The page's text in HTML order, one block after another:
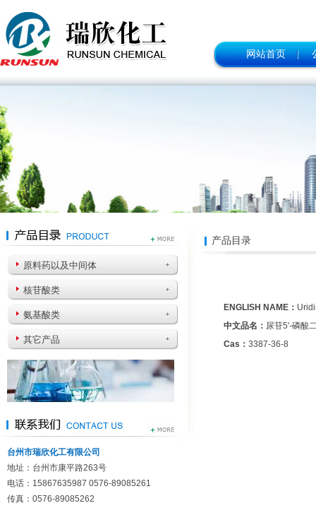
网站首页
原料药以及中间体
核苷酸类
氨基酸类
其它产品
台州市瑞欣化工有限公司
地址：台州市康平路263号
电话：15867635987 0576-89085261
传真：0576-89085262
产品目录
ENGLISH NAME：
中文品名： 尿苷5'-磷酸
Cas： 3387-36-8